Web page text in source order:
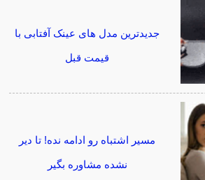
جدیدترین مدل های عینک آفتابی با
قیمت قبل
مسیر اشتباه رو ادامه نده! تا دیر
نشده مشاوره بگیر